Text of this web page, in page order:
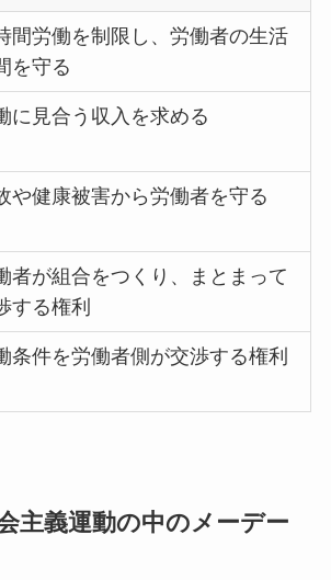
間労働を制限し、労働者の生活
を守る
に見合う収入を求める
や健康被害から労働者を守る
者が組合をつくり、まとまって
する権利
条件を労働者側が交渉する権利
主義運動の中のメーデー